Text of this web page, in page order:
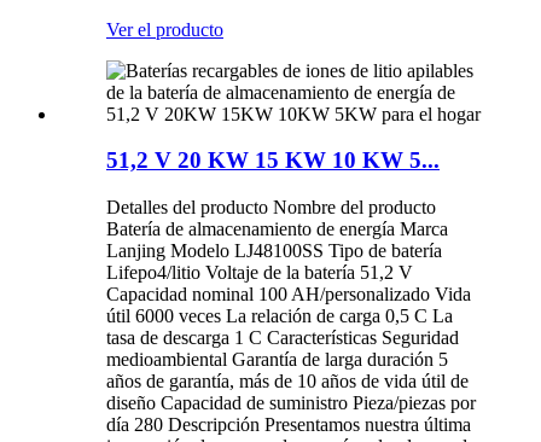
Ver el producto
51,2 V 20 KW 15 KW 10 KW 5...
Detalles del producto Nombre del producto
Batería de almacenamiento de energía Marca
Lanjing Modelo LJ48100SS Tipo de batería
Lifepo4/litio Voltaje de la batería 51,2 V
Capacidad nominal 100 AH/personalizado Vida
útil 6000 veces La relación de carga 0,5 C La
tasa de descarga 1 C Características Seguridad
medioambiental Garantía de larga duración 5
años de garantía, más de 10 años de vida útil de
diseño Capacidad de suministro Pieza/piezas por
día 280 Descripción Presentamos nuestra última